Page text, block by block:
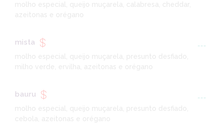
molho especial, queijo muçarela, calabresa, cheddar,
mista
---
molho especial, queijo muçarela, presunto desfiado,
bauru
---
molho especial, queijo muçarela, presunto desfiado,
cebola, azeitonas e orégano